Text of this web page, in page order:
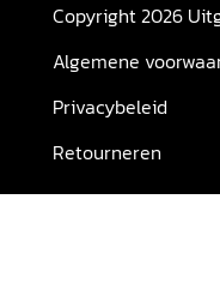
Copyright 2026
Algemene
Privacybeleid
Retourneren